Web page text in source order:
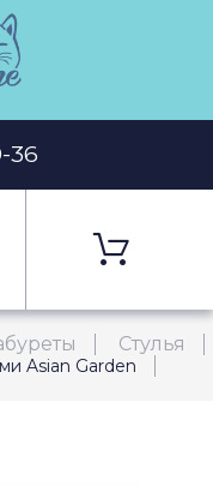
36
Стулья
Asian Garden